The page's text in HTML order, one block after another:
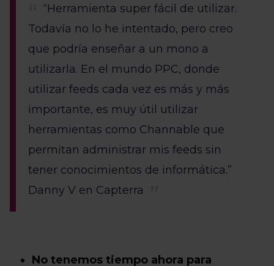
“Herramienta super fácil de utilizar.
Todavía no lo he intentado, pero creo
que podría enseñar a un mono a
utilizarla. En el mundo PPC, donde
utilizar feeds cada vez es más y más
importante, es muy útil utilizar
herramientas como Channable que
permitan administrar mis feeds sin
tener conocimientos de informática.”
Danny V en Capterra
No tenemos tiempo ahora para